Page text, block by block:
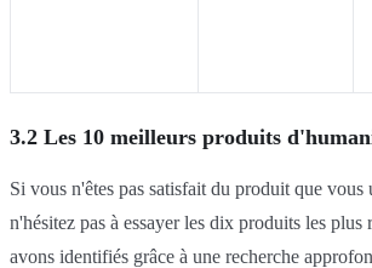
3.2 Les 10 meilleurs produits
Si vous n'êtes pas satisfait du produit que vous
n'hésitez pas à essayer les dix produits les plus
avons identifiés grâce à une recherche